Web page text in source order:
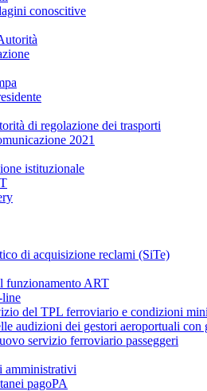
conoscitive
di regolazione dei trasporti
2021
istituzionale
di acquisizione reclami (SiTe)
funzionamento ART
del TPL ferroviario e condizioni
audizioni dei gestori aeroportuali con
servizio ferroviario passeggeri
amministrativi
pagoPA